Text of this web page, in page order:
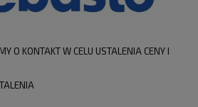
O KONTAKT W CELU USTALENIA CENY I